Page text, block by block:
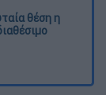
θέση η